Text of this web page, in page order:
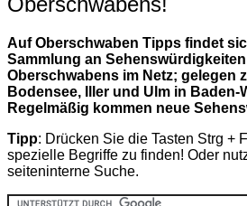
Auf Oberschwaben Tipps findet
Sammlung an
Oberschwabens im Netz; gelegen
Bodensee, Iller und Ulm in Baden-
Regelmäßig kommen neue
Tipp: Drücken Sie die Tasten Strg +
spezielle Begriffe zu finden! Oder
seiteninterne Suche.